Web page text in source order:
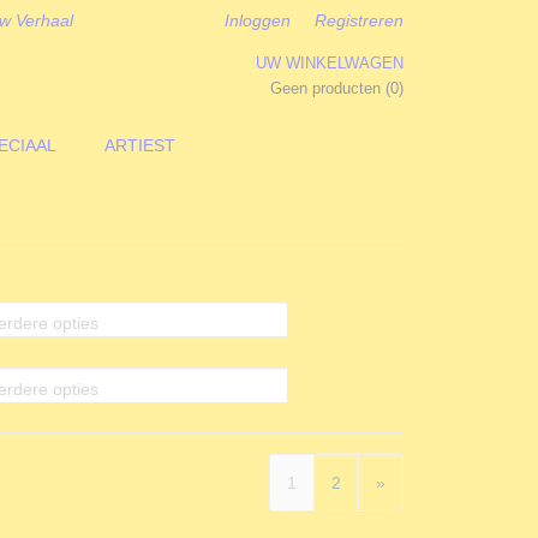
Verhaal Inloggen Registreren
UW WINKELWAGEN
Geen producten (0)
ARTIEST
opties
opties
1 2 »